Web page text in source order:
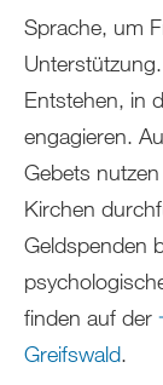
Sprache, um
Entstehen, in
engagieren.
Gebets
Kirchen
Geldspenden
finden auf der
Greifswald.